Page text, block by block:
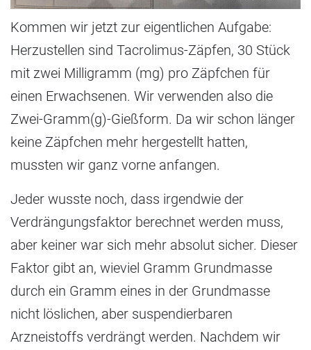
Kommen wir jetzt zur eigentlichen Aufgabe:
Herzustellen sind Tacrolimus-Zäpfen, 30 Stück
mit zwei Milligramm (mg) pro Zäpfchen für
einen Erwachsenen. Wir verwenden also die
Zwei-Gramm(g)-Gießform. Da wir schon länger
keine Zäpfchen mehr hergestellt hatten,
mussten wir ganz vorne anfangen.
Jeder wusste noch, dass irgendwie der
Verdrängungsfaktor berechnet werden muss,
aber keiner war sich mehr absolut sicher. Dieser
Faktor gibt an, wieviel Gramm Grundmasse
durch ein Gramm eines in der Grundmasse
nicht löslichen, aber suspendierbaren
Arzneistoffs verdrängt werden. Nachdem wir